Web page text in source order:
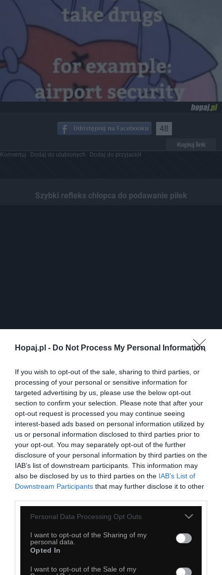
Hopaj.pl - Do Not Process My Personal Information
If you wish to opt-out of the sale, sharing to third parties, or
processing of your personal or sensitive information for
targeted advertising by us, please use the below opt-out
section to confirm your selection. Please note that after your
opt-out request is processed you may continue seeing
interest-based ads based on personal information utilized by
us or personal information disclosed to third parties prior to
your opt-out. You may separately opt-out of the further
disclosure of your personal information by third parties on the
IAB’s list of downstream participants. This information may
also be disclosed by us to third parties on the IAB’s List of
Downstream Participants that may further disclose it to other
Personal Data Processing Opt Outs
I want to opt-out of the Sharing of my
personal data.
Opted In
I want to opt-out of the Sale of my
48
Kopiuj link
Komentuj Dodaj do ulubionych Dodaj do przyjaciół
Szybki refleks chłopca do podawanie piłek
27
Komentuj Dodaj do ulubionych Dodaj do przyjaciół